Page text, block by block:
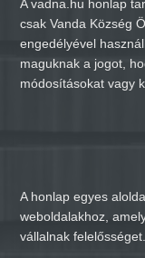
A vadna.hu honlap
csak Vanda Község
engedélyével
maguknak a jogot,
módosításokat vagy
A honlap egyes
weboldalakhoz,
vállalnak felelősséget.